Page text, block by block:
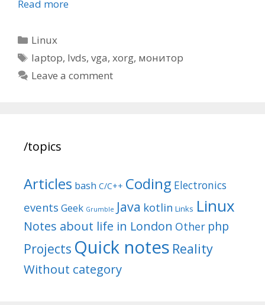
Read more
Categories
Linux
Tags
laptop, lvds,vga,xorg, монитор
Leave a comment
/topics
Articles bash C/C++ Coding Electronics
events Geek Grumble Java kotlin Links Linux
Notes about life in London Other php
Projects Quick notes Reality
Without category